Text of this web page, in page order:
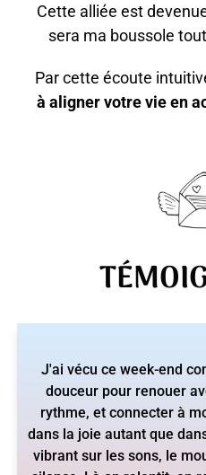
Cette alliée est
sera ma boussole
Par cette écoute
à aligner votre vie en
Je me suis offert un WE
les mains (les énergies)
nuits de vide absolu,
rencontres